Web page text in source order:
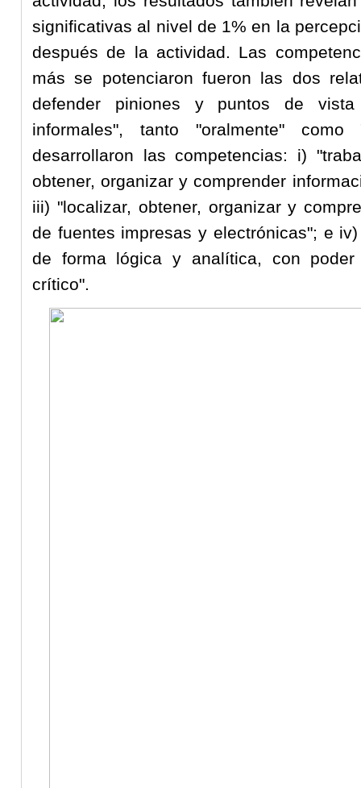
significativas al nivel de 1% en la
después de la actividad. Las
más se potenciaron fueron las dos
defender piniones y puntos de
informales", tanto "oralmente"
desarrollaron las competencias: i)
obtener, organizar y comprender
iii) "localizar, obtener, organizar y
de fuentes impresas y electrónicas"; e
de forma lógica y analítica, con
crítico".